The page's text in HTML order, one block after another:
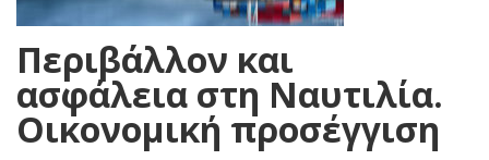
Περιβάλλον και
ασφάλεια στη Ναυτιλία.
Οικονομική προσέγγιση